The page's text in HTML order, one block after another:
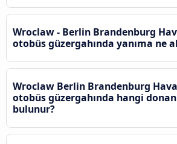
Wroclaw - Berlin Brandenburg
otobüs güzergahında yanıma ne
Wroclaw Berlin Brandenburg
otobüs güzergahında hangi
bulunur?